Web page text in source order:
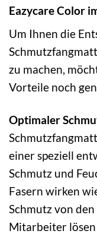
Eazycare Color
Um Ihnen die
zu machen,
Vorteile noch
Optimaler
einer speziell
Schmutz und
Fasern wirken
Schmutz von
Mitarbeiter